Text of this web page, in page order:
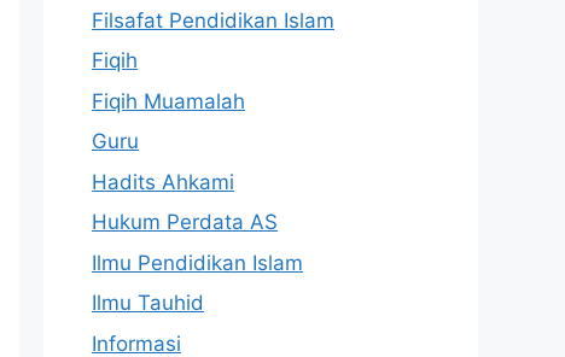
Filsafat Pendidikan Islam
Fiqih
Fiqih Muamalah
Guru
Hadits Ahkami
Hukum Perdata AS
Ilmu Pendidikan Islam
Ilmu Tauhid
Informasi